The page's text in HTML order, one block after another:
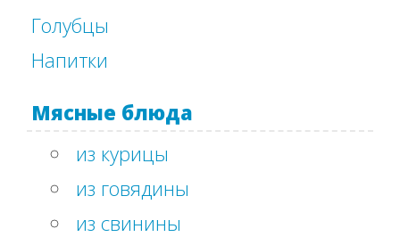
Голубцы
Напитки
Мясные блюда
из курицы
из говядины
из свинины